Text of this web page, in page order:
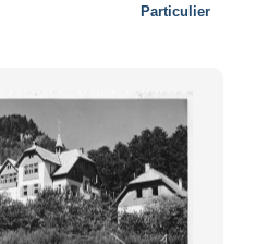
Particulier